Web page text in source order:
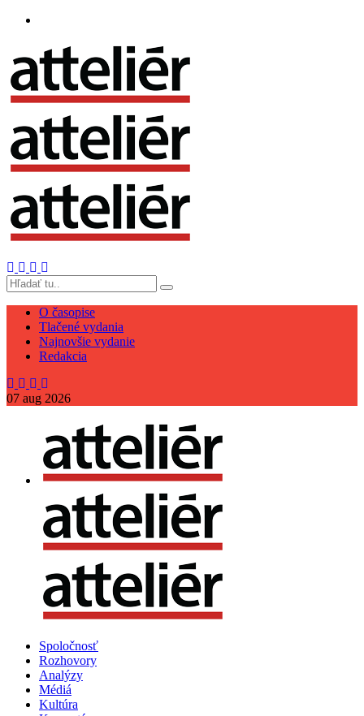
O časopise
Tlačené vydania
Najnovšie vydanie
Redakcia
07 aug 2026
Spoločnosť
Rozhovory
Analýzy
Médiá
Kultúra